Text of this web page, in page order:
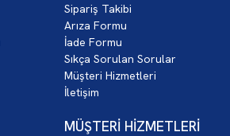
Sipariş Takibi
Arıza Formu
İade Formu
Sıkça Sorulan Sorular
Müşteri Hizmetleri
İletişim
MÜŞTERİ HİZMETLERİ